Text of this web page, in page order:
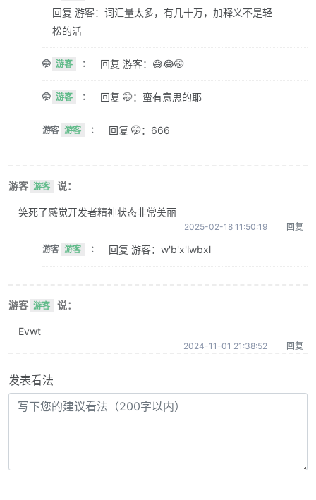
回复 游客：词汇量太多，有几十万，加释义不是轻
松的活
🤭 游客 ： 回复 游客：😅😂🤭
🤭 游客 ： 回复 🤭：蛮有意思的耶
游客 游客 ： 回复 🤭：666
游客 游客 说：
笑死了感觉开发者精神状态非常美丽
2025-02-18 11:50:19 回复
游客 游客 ： 回复 游客：w'b'x'lwbxl
游客 游客 说：
Evwt
2024-11-01 21:38:52 回复
发表看法